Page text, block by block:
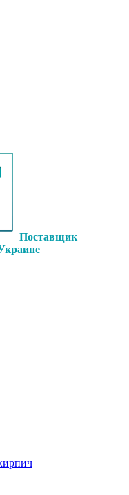
Поставщик